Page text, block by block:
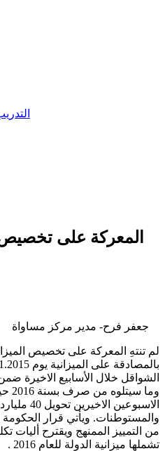
المعركة على تخصيص
جعفر فرح- مدير مركز مساواة
لم تنتهِ المعركة على تخصيص
والمستوطنات. ويأتي قرار الحكومة
من التمييز الممنهج ويقترح أليات
تشملها ميزانية الدولة للعام 2016 .